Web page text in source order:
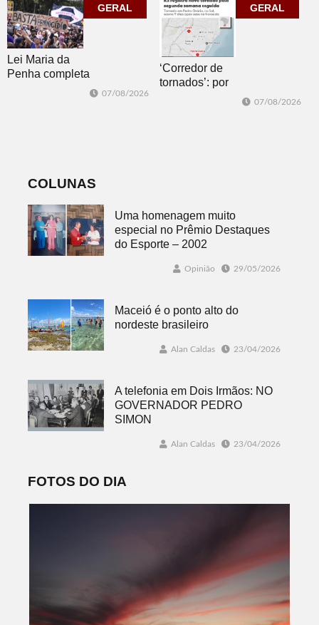
corpo que cai”
GERAL
Lei Maria da
Penha completa
07/08/2026
GERAL
‘Corredor de
tornados’: por
07/08/2026
COLUNAS
Uma homenagem muito
especial no Prêmio Destaques
do Esporte – 2002
Opinião 29/05/2026
Maceió é o ponto alto do
nordeste brasileiro
Alan Caldas 23/04/2026
A telefonia em Dois Irmãos: NO
GOVERNADOR PEDRO
SIMON
Alan Caldas 23/04/2026
FOTOS DO DIA